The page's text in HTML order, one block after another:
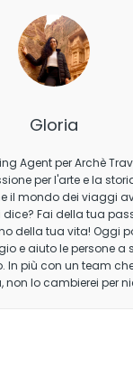
Gloria
Agent per Archè
per l'arte e la
il mondo dei viaggi
Fai della tua
della tua vita! Oggi
e aiuto le persone a
In più con un team
lo cambierei per